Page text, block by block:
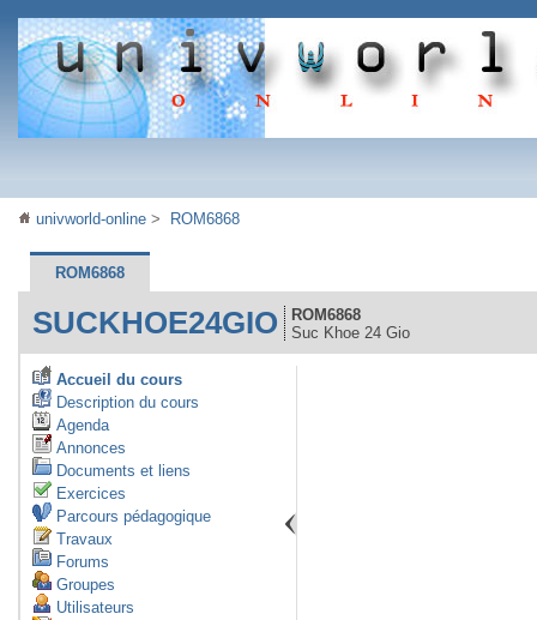
univworld-online > ROM6868
ROM6868
SUCKHOE24GIO
ROM6868
Suc Khoe 24 Gio
Accueil du cours
Description du cours
Agenda
Annonces
Documents et liens
Exercices
Parcours pédagogique
Travaux
Forums
Groupes
Utilisateurs